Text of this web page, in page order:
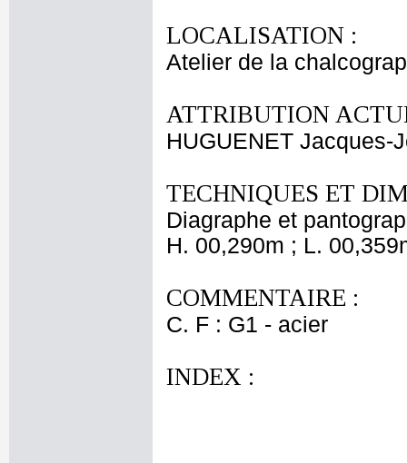
LOCALISATION :
Atelier de la
ATTRIBUTION
HUGUENET Jacques-
TECHNIQUES ET
Diagraphe et
H. 00,290m ; L.
COMMENTAIRE :
C. F : G1 - acier
INDEX :